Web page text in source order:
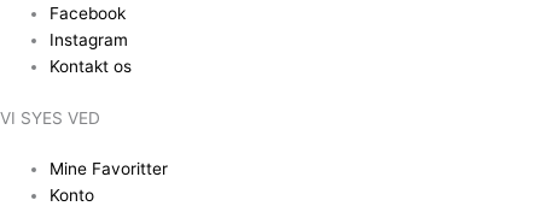
indholdet
Facebook
Instagram
Kontakt os
VI SYES VED
Mine Favoritter
Konto